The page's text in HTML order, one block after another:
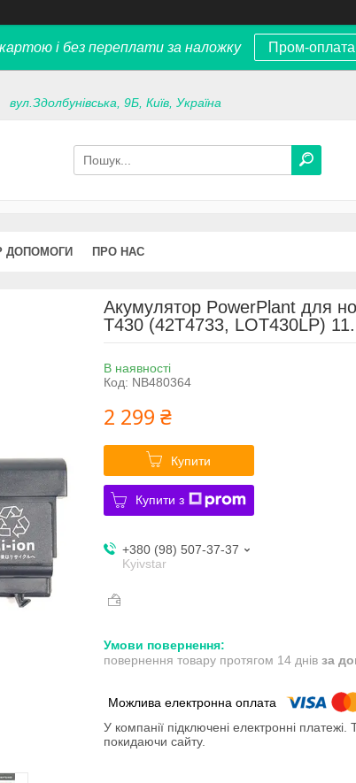
і без переплати за наложку Пром-оплата
вул.Здолбунівська, 9Б, Київ, Україна
ДОПОМОГИ ПРО НАС
Акумулятор PowerPlant для
T430 (42T4733, LOT430LP)
В наявності
Код: NB480364
2 299 ₴
Купити
Купити з
+380 (98) 507-37-37
Kyivstar
повернення товару протягом 14 днів за
У компанії підключені електронні
покидаючи сайту.